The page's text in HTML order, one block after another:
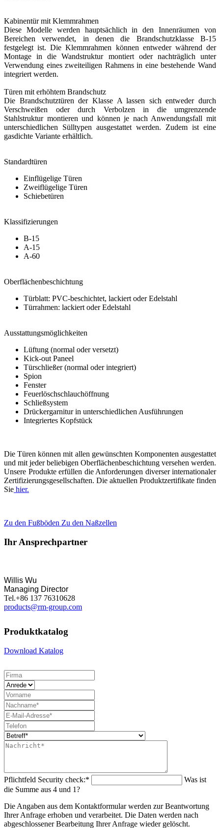
Kabinentür mit Klemmrahmen
Diese Modelle werden hauptsächlich in den Innenräumen von
Bereichen verwendet, in denen die Brandschutzklasse B-15
festgelegt ist. Die Klemmrahmen können entweder während der
Montage in die Wandstruktur montiert oder nachträglich unter
Verwendung eines zweiteiligen Rahmens in eine bestehende Wand
integriert werden.
Türen mit erhöhtem Brandschutz
Die Brandschutztüren der Klasse A lassen sich entweder durch
Verschweißen oder durch Verbolzen in die umgrenzende
Stahlstruktur montieren und können je nach Anwendungsfall mit
unterschiedlichen Sülltypen ausgestattet werden. Zudem ist eine
gasdichte Variante erhältlich.
Standardtüren
Einflügelige Türen
Zweiflügelige Türen
Schiebetüren
Klassifizierungen
B-15
A-15
A-60
Oberflächenbeschichtung
Türblatt: PVC-beschichtet, lackiert oder Edelstahl
Türrahmen: lackiert oder Edelstahl
Ausstattungsmöglichkeiten
Lüftung (normal oder versetzt)
Kick-out Paneel
Türschließer (normal oder integriert)
Spion
Fenster
Feuerlöschschlauchöffnung
Schließsystem
Drückergarnitur in unterschiedlichen Ausführungen
Integriertes Kopfstück
Die Türen können mit allen gewünschten Komponenten ausgestattet
und mit jeder beliebigen Oberflächenbeschichtung versehen werden.
Unsere Produkte erfüllen die Anforderungen diverser internationaler
Zertifizierungsgesellschaften. Die aktuellen Produktzertifikate finden
Sie hier.
Zu den Fußböden Zu den Naßzellen
Ihr Ansprechpartner
Willis Wu
Managing Director
Tel.+86 137 76310628
products@rm-group.com
Produktkatalog
Download Katalog
Pflichtfeld Security check:*
Was ist
die Summe aus 4 und 1?
Die Angaben aus dem Kontaktformular werden zur Beantwortung
Ihrer Anfrage erhoben und verarbeitet. Die Daten werden nach
abgeschlossener Bearbeitung Ihrer Anfrage wieder gelöscht.